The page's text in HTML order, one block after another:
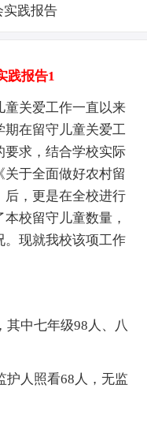
践报告1
关爱工作一直以来
在留守儿童关爱工
要求，结合学校实际
于全面做好农村留
后，更是在全校进行
校留守儿童数量，
。现就我校该项工作
中七年级98人、八
人照看68人，无监